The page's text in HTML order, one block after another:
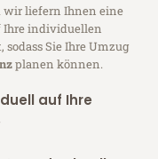
wir liefern Ihnen eine
Ihre individuellen
Sie Ihre Umzug
planen können.
auf Ihre